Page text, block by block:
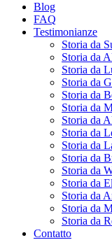
Blog
FAQ
Testimonianze
Storia da
Storia da
Storia da
Storia da
Storia da
Storia da
Storia da
Storia da
Storia da
Storia da
Storia da
Storia da
Storia da
Storia da
Storia da
Contatto